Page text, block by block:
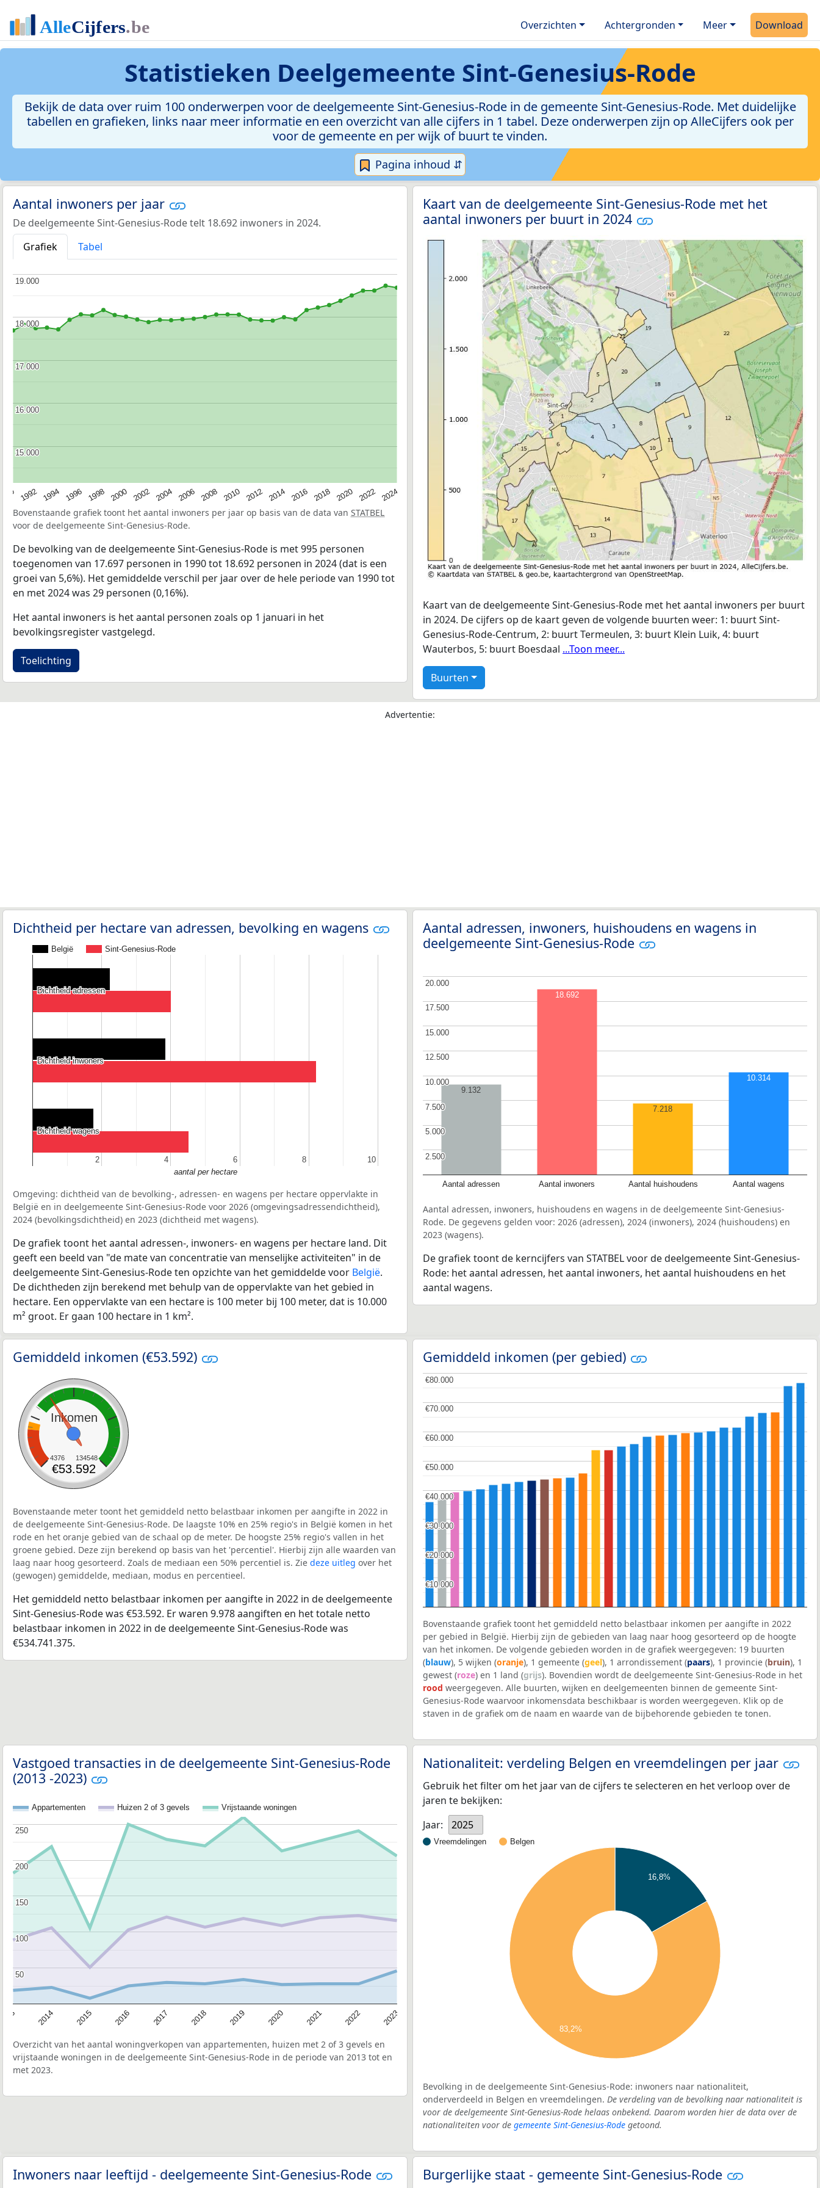
Overzichten Achtergronden Meer Download
Statistieken Deelgemeente Sint-Genesius-Rode
Bekijk de data over ruim 100 onderwerpen voor de deelgemeente Sint-Genesius-Rode in de gemeente Sint-Genesius-Rode. Met duidelijke
tabellen en grafieken, links naar meer informatie en een overzicht van alle cijfers in 1 tabel. Deze onderwerpen zijn op AlleCijfers ook per
voor de gemeente en per wijk of buurt te vinden.
Pagina inhoud ⇵
Aantal inwoners per jaar
De deelgemeente Sint-Genesius-Rode telt 18.692 inwoners in 2024.
Grafiek
Tabel
1992 1994 1996 1998 2000 2002 2004 2006 2008 2010 2012 2014 2016 2018 2020 2022 2024
15.000
15.000
16.000
16.000
17.000
17.000
18.000
18.000
19.000
19.000
Bovenstaande grafiek toont het aantal inwoners per jaar op basis van de data van STATBEL
voor de deelgemeente Sint-Genesius-Rode.
De bevolking van de deelgemeente Sint-Genesius-Rode is met 995 personen
toegenomen van 17.697 personen in 1990 tot 18.692 personen in 2024 (dat is een
groei van 5,6%). Het gemiddelde verschil per jaar over de hele periode van 1990 tot
en met 2024 was 29 personen (0,16%).
Het aantal inwoners is het aantal personen zoals op 1 januari in het
bevolkingsregister vastgelegd.
Toelichting
Kaart van de deelgemeente Sint-Genesius-Rode met het
aantal inwoners per buurt in 2024
Kaart van de deelgemeente Sint-Genesius-Rode met het aantal inwoners per buurt
in 2024. De cijfers op de kaart geven de volgende buurten weer: 1: buurt Sint-
Genesius-Rode-Centrum, 2: buurt Termeulen, 3: buurt Klein Luik, 4: buurt
Wauterbos, 5: buurt Boesdaal ...Toon meer...
Buurten
Advertentie:
Dichtheid per hectare van adressen, bevolking en wagens
België Sint-Genesius-Rode
2
2 4
4 6
6 8
8 10
10
Dichtheid adressen
Dichtheid adressen
Dichtheid inwoners
Dichtheid inwoners
Dichtheid wagens
Dichtheid wagens
aantal per hectare
Omgeving: dichtheid van de bevolking-, adressen- en wagens per hectare oppervlakte in
België en in deelgemeente Sint-Genesius-Rode voor 2026 (omgevingsadressendichtheid),
2024 (bevolkingsdichtheid) en 2023 (dichtheid met wagens).
De grafiek toont het aantal adressen-, inwoners- en wagens per hectare land. Dit
geeft een beeld van "de mate van concentratie van menselijke activiteiten" in de
deelgemeente Sint-Genesius-Rode ten opzichte van het gemiddelde voor België.
De dichtheden zijn berekend met behulp van de oppervlakte van het gebied in
hectare. Een oppervlakte van een hectare is 100 meter bij 100 meter, dat is 10.000
m² groot. Er gaan 100 hectare in 1 km².
Aantal adressen, inwoners, huishoudens en wagens in
deelgemeente Sint-Genesius-Rode
Aantal adressen Aantal inwoners Aantal huishoudens Aantal wagens
2.500
2.500
5.000
5.000
7.500
7.500
10.000
10.000
12.500
12.500
15.000
15.000
17.500
17.500
20.000
20.000
9.132
18.692
7.218
10.314
Aantal adressen, inwoners, huishoudens en wagens in de deelgemeente Sint-Genesius-
Rode. De gegevens gelden voor: 2026 (adressen), 2024 (inwoners), 2024 (huishoudens) en
2023 (wagens).
De grafiek toont de kerncijfers van STATBEL voor de deelgemeente Sint-Genesius-
Rode: het aantal adressen, het aantal inwoners, het aantal huishoudens en het
aantal wagens.
Gemiddeld inkomen (€53.592)
Inkomen
4376 134548
€53.592
Bovenstaande meter toont het gemiddeld netto belastbaar inkomen per aangifte in 2022 in
de deelgemeente Sint-Genesius-Rode. De laagste 10% en 25% regio's in België komen in het
rode en het oranje gebied van de schaal op de meter. De hoogste 25% regio's vallen in het
groene gebied. Deze zijn berekend op basis van het 'percentiel'. Hierbij zijn alle waarden van
laag naar hoog gesorteerd. Zoals de mediaan een 50% percentiel is. Zie deze uitleg over het
(gewogen) gemiddelde, mediaan, modus en percentieel.
Het gemiddeld netto belastbaar inkomen per aangifte in 2022 in de deelgemeente
Sint-Genesius-Rode was €53.592. Er waren 9.978 aangiften en het totale netto
belastbaar inkomen in 2022 in de deelgemeente Sint-Genesius-Rode was
€534.741.375.
Gemiddeld inkomen (per gebied)
€10.000
€10.000
€20.000
€20.000
€30.000
€30.000
€40.000
€40.000
€50.000
€50.000
€60.000
€60.000
€70.000
€70.000
€80.000
€80.000
Bovenstaande grafiek toont het gemiddeld netto belastbaar inkomen per aangifte in 2022
per gebied in België. Hierbij zijn de gebieden van laag naar hoog gesorteerd op de hoogte
van het inkomen. De volgende gebieden worden in de grafiek weergegeven: 19 buurten
(blauw), 5 wijken (oranje), 1 gemeente (geel), 1 arrondissement (paars), 1 provincie (bruin), 1
gewest (roze) en 1 land (grijs). Bovendien wordt de deelgemeente Sint-Genesius-Rode in het
rood weergegeven. Alle buurten, wijken en deelgemeenten binnen de gemeente Sint-
Genesius-Rode waarvoor inkomensdata beschikbaar is worden weergegeven. Klik op de
staven in de grafiek om de naam en waarde van de bijbehorende gebieden te tonen.
Vastgoed transacties in de deelgemeente Sint-Genesius-Rode
(2013 -2023)
Appartementen Huizen 2 of 3 gevels Vrijstaande woningen
2014 2015 2016 2017 2018 2019 2020 2021 2022 2023
50
50
100
100
150
150
200
200
250
250
Overzicht van het aantal woningverkopen van appartementen, huizen met 2 of 3 gevels en
vrijstaande woningen in de deelgemeente Sint-Genesius-Rode in de periode van 2013 tot en
met 2023.
Nationaliteit: verdeling Belgen en vreemdelingen per jaar
Gebruik het filter om het jaar van de cijfers te selecteren en het verloop over de
jaren te bekijken:
Jaar:
2025
Vreemdelingen Belgen
16,8%
83,2%
Bevolking in de deelgemeente Sint-Genesius-Rode: inwoners naar nationaliteit,
onderverdeeld in Belgen en vreemdelingen. De verdeling van de bevolking naar nationaliteit is
voor de deelgemeente Sint-Genesius-Rode helaas onbekend. Daarom worden hier de data over de
nationaliteiten voor de gemeente Sint-Genesius-Rode getoond.
Inwoners naar leeftijd - deelgemeente Sint-Genesius-Rode Burgerlijke staat - gemeente Sint-Genesius-Rode